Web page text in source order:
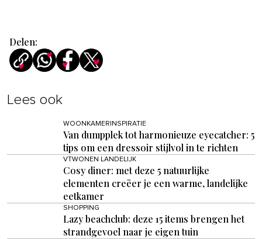
Delen:
Lees ook
WOONKAMERINSPIRATIE
Van dumpplek tot harmonieuze eyecatcher: 5
tips om een dressoir stijlvol in te richten
VTWONEN LANDELIJK
Cosy diner: met deze 5 natuurlijke
elementen creëer je een warme, landelijke
eetkamer
SHOPPING
Lazy beachclub: deze 15 items brengen het
strandgevoel naar je eigen tuin